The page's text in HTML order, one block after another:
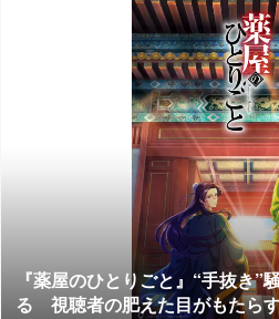
『薬屋のひとりごと』“手抜き”
る 視聴者の肥えた目がもたら